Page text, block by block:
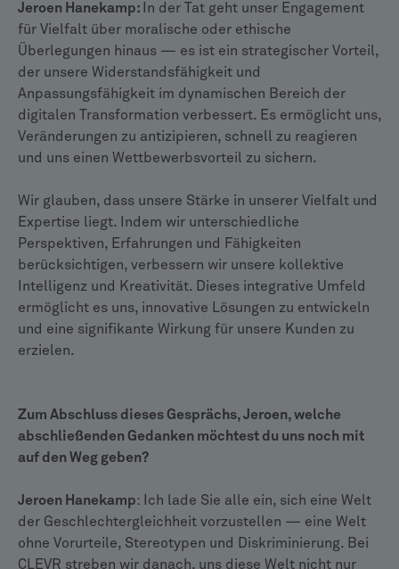
Jeroen Hanekamp: In der Tat geht unser Engagement
für Vielfalt über moralische oder ethische
Überlegungen hinaus — es ist ein strategischer Vorteil,
der unsere Widerstandsfähigkeit und
Anpassungsfähigkeit im dynamischen Bereich der
digitalen Transformation verbessert. Es ermöglicht uns,
Veränderungen zu antizipieren, schnell zu reagieren
und uns einen Wettbewerbsvorteil zu sichern.
Wir glauben, dass unsere Stärke in unserer Vielfalt und
Expertise liegt. Indem wir unterschiedliche
Perspektiven, Erfahrungen und Fähigkeiten
berücksichtigen, verbessern wir unsere kollektive
Intelligenz und Kreativität. Dieses integrative Umfeld
ermöglicht es uns, innovative Lösungen zu entwickeln
und eine signifikante Wirkung für unsere Kunden zu
erzielen.
Zum Abschluss dieses Gesprächs, Jeroen, welche
abschließenden Gedanken möchtest du uns noch mit
auf den Weg geben?
Jeroen Hanekamp: Ich lade Sie alle ein, sich eine Welt
der Geschlechtergleichheit vorzustellen — eine Welt
ohne Vorurteile, Stereotypen und Diskriminierung. Bei
CLEVR streben wir danach, uns diese Welt nicht nur